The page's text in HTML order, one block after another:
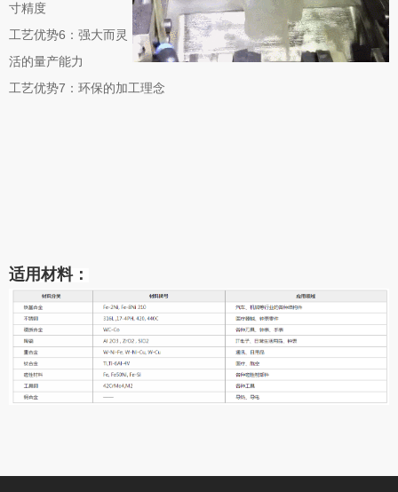
寸精度
工艺优势6：强大而灵
活的量产能力
工艺优势7：环保的加工理念
适用材料：